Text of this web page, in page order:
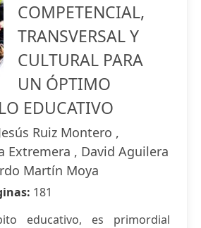
COMPETENCIAL,
TRANSVERSAL Y
CULTURAL PARA
UN ÓPTIMO
EDUCATIVO
Ruiz Montero ,
Extremera , David Aguilera
Martín Moya
181
educativo, es primordial